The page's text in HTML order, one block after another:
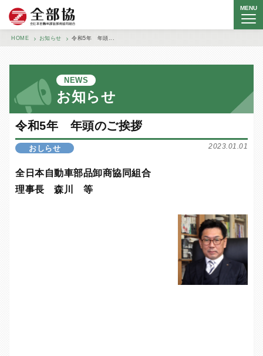
MENU
全日本自動車部品卸商協同組合
HOME お知らせ 令和5年 年頭...
NEWS
お知らせ
令和5年 年頭のご挨拶
2023.01.01
おしらせ
全日本自動車部品卸商協同組合
理事長 森川 等